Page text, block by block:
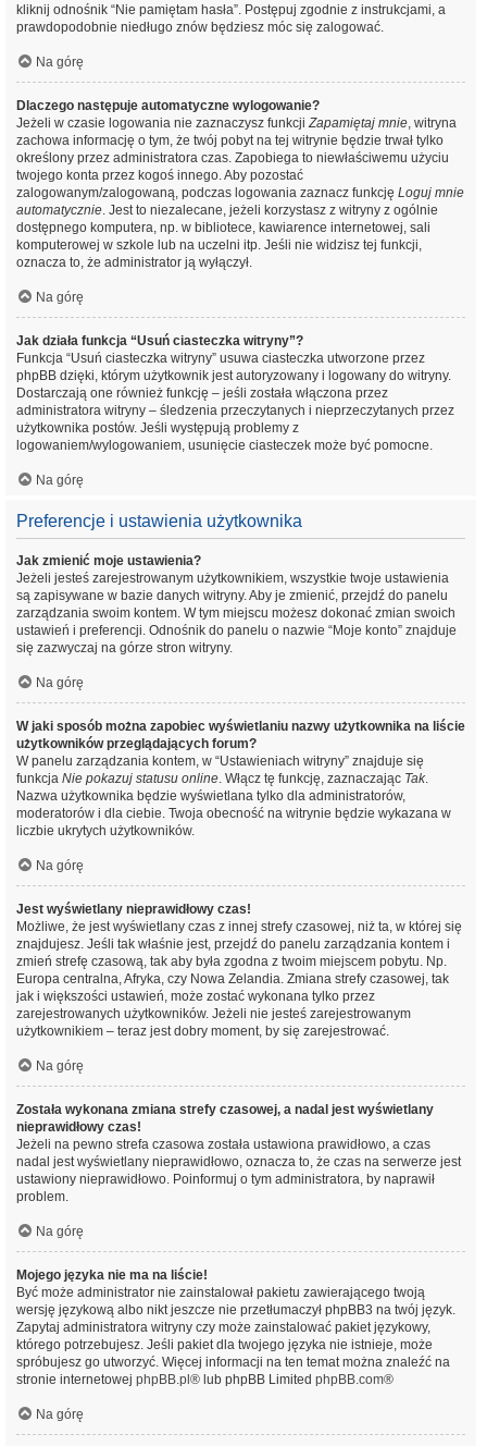
kliknij odnośnik “Nie pamiętam hasła”. Postępuj zgodnie z instrukcjami, a
prawdopodobnie niedługo znów będziesz móc się zalogować.
Na górę
Dlaczego następuje automatyczne wylogowanie?
Jeżeli w czasie logowania nie zaznaczysz funkcjiZapamiętaj mnie, witryna
zachowa informację o tym, że twój pobyt na tej witrynie będzie trwał tylko
określony przez administratora czas. Zapobiega to niewłaściwemu użyciu
twojego konta przez kogoś innego. Aby pozostać
zalogowanym/zalogowaną, podczas logowania zaznacz funkcję Loguj mnie
automatycznie. Jest to niezalecane, jeżeli korzystasz z witryny z ogólnie
dostępnego komputera, np. w bibliotece, kawiarence internetowej, sali
komputerowej w szkole lub na uczelni itp. Jeśli nie widzisz tej funkcji,
oznacza to, że administrator ją wyłączył.
Na górę
Jak działa funkcja “Usuń ciasteczka witryny”?
Funkcja “Usuń ciasteczka witryny” usuwa ciasteczka utworzone przez
phpBB dzięki, którym użytkownik jest autoryzowany i logowany do witryny.
Dostarczają one również funkcję – jeśli została włączona przez
administratora witryny – śledzenia przeczytanych i nieprzeczytanych przez
użytkownika postów. Jeśli występują problemy z
logowaniem/wylogowaniem, usunięcie ciasteczek może być pomocne.
Na górę
Preferencje i ustawienia użytkownika
Jak zmienić moje ustawienia?
Jeżeli jesteś zarejestrowanym użytkownikiem, wszystkie twoje ustawienia
są zapisywane w bazie danych witryny. Aby je zmienić, przejdź do panelu
zarządzania swoim kontem. W tym miejscu możesz dokonać zmian swoich
ustawień i preferencji. Odnośnik do panelu o nazwie “Moje konto” znajduje
się zazwyczaj na górze stron witryny.
Na górę
W jaki sposób można zapobiec wyświetlaniu nazwy użytkownika na liście
użytkowników przeglądających forum?
W panelu zarządzania kontem, w “Ustawieniach witryny” znajduje się
funkcja Nie pokazuj statusu online. Włącz tę funkcję, zaznaczając Tak.
Nazwa użytkownika będzie wyświetlana tylko dla administratorów,
moderatorów i dla ciebie. Twoja obecność na witrynie będzie wykazana w
liczbie ukrytych użytkowników.
Na górę
Jest wyświetlany nieprawidłowy czas!
Możliwe, że jest wyświetlany czas z innej strefy czasowej, niż ta, w której się
znajdujesz. Jeśli tak właśnie jest, przejdź do panelu zarządzania kontem i
zmień strefę czasową, tak aby była zgodna z twoim miejscem pobytu. Np.
Europa centralna, Afryka, czy Nowa Zelandia. Zmiana strefy czasowej, tak
jak i większości ustawień, może zostać wykonana tylko przez
zarejestrowanych użytkowników. Jeżeli nie jesteś zarejestrowanym
użytkownikiem – teraz jest dobry moment, by się zarejestrować.
Na górę
Została wykonana zmiana strefy czasowej, a nadal jest wyświetlany
nieprawidłowy czas!
Jeżeli na pewno strefa czasowa została ustawiona prawidłowo, a czas
nadal jest wyświetlany nieprawidłowo, oznacza to, że czas na serwerze jest
ustawiony nieprawidłowo. Poinformuj o tym administratora, by naprawił
problem.
Na górę
Mojego języka nie ma na liście!
Być może administrator nie zainstalował pakietu zawierającego twoją
wersję językową albo nikt jeszcze nie przetłumaczył phpBB3 na twój język.
Zapytaj administratora witryny czy może zainstalować pakiet językowy,
którego potrzebujesz. Jeśli pakiet dla twojego języka nie istnieje, może
spróbujesz go utworzyć. Więcej informacji na ten temat można znaleźć na
stronie internetowej phpBB.pl ® lub phpBB Limited phpBB.com®
Na górę